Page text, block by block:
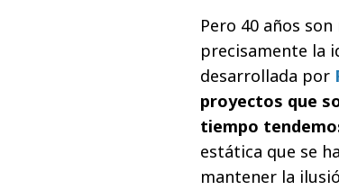
Pero 40 años
precisamente la
desarrollada por
proyectos que
tiempo
estática que se
mantener la